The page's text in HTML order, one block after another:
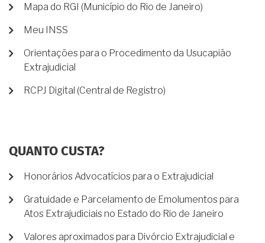
Mapa do RGI (Município do Rio de Janeiro)
Meu INSS
Orientações para o Procedimento da Usucapião
Extrajudicial
RCPJ Digital (Central de Registro)
QUANTO CUSTA?
Honorários Advocatícios para o Extrajudicial
Gratuidade e Parcelamento de Emolumentos para
Atos Extrajudiciais no Estado do Rio de Janeiro
Valores aproximados para Divórcio Extrajudicial e